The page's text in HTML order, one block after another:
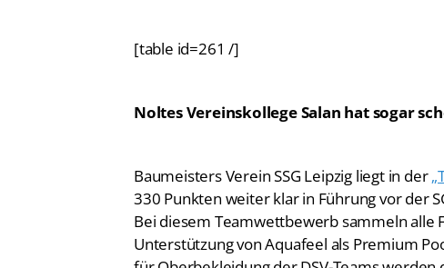
[table id=261 /]
Noltes Vereinskollege Salan hat sogar
Baumeisters Verein SSG Leipzig liegt in der
330 Punkten weiter klar in Führung vor der
Bei diesem Teamwettbewerb sammeln
Unterstützung von Aquafeel als Premium